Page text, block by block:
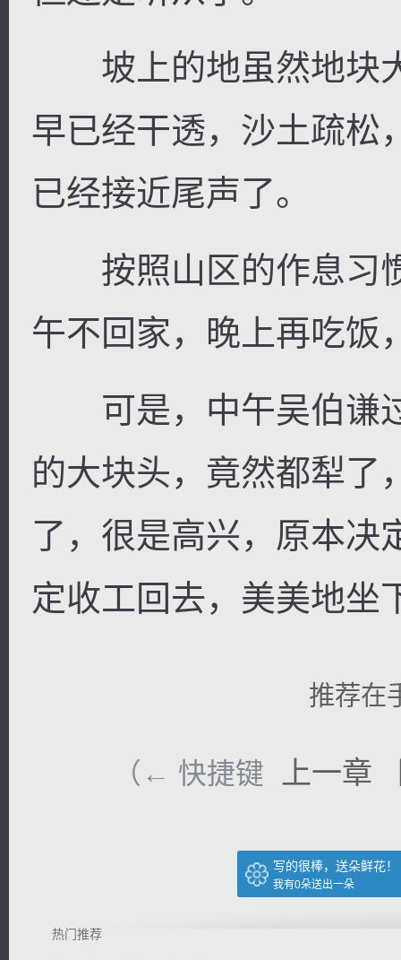
坡上的地虽然地块
早已经干透，沙土疏松
已经接近尾声了。
按照山区的作息习
午不回家，晚上再吃饭
可是，中午吴伯谦
的大块头，竟然都犁了
了，很是高兴，原本决
定收工回去，美美地坐
推荐在
（← 快捷键 上一章
写的很棒，送朵鲜花！
我有0朵送出一朵
热门推荐